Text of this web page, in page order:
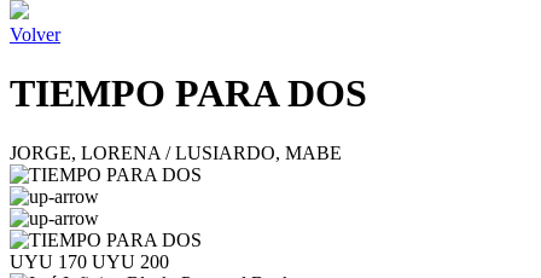
Volver
TIEMPO PARA DOS
JORGE, LORENA / LUSIARDO, MABE
UYU 170 UYU 200